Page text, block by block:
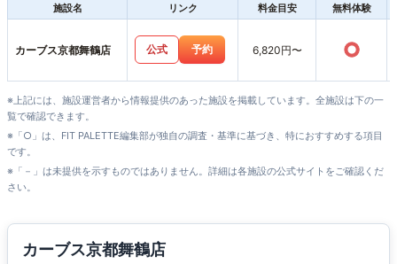
施設名
リンク 料金目安 無料体験
カーブス京都舞鶴店 公式 予約 6,820円〜 ○
※上記には、施設運営者から情報提供のあった施設を掲載しています。全施設は下の一
覧で確認できます。
※「○」は、FIT PALETTE編集部が独自の調査・基準に基づき、特におすすめする項目
です。
※「－」は未提供を示すものではありません。詳細は各施設の公式サイトをご確認くだ
さい。
カーブス京都舞鶴店